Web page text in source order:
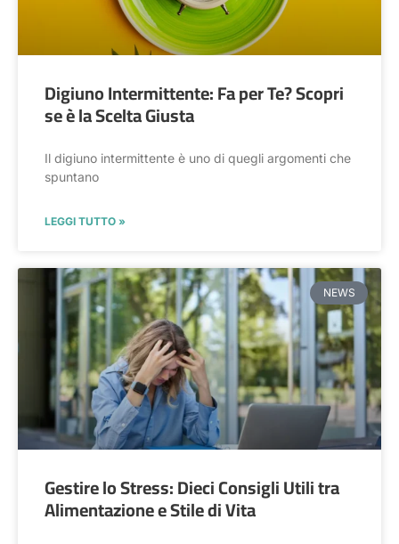
Digiuno Intermittente: Fa per Te? Scopri
se è la Scelta Giusta
Il digiuno intermittente è uno di quegli argomenti che
spuntano
LEGGI TUTTO »
NEWS
Gestire lo Stress: Dieci Consigli Utili tra
Alimentazione e Stile di Vita